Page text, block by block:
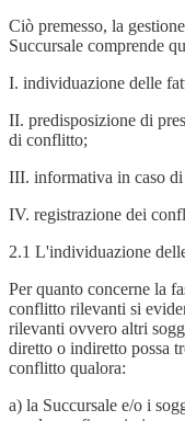
Ciò premesso, la
Succursale comprende
I. individuazione delle
II. predisposizione di
di conflitto;
III. informativa in caso
IV. registrazione dei
2.1 L'individuazione
Per quanto concerne la
conflitto rilevanti si
rilevanti ovvero altri
diretto o indiretto possa
conflitto qualora:
a) la Succursale e/o i